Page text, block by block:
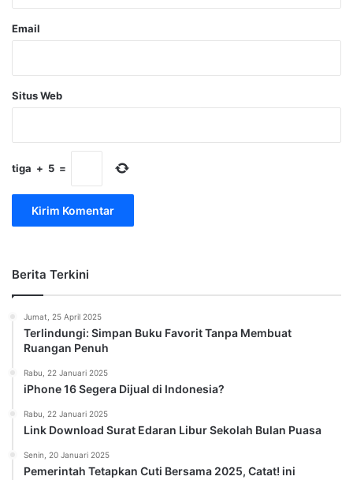
Email
Situs Web
tiga + 5 =
Berita Terkini
Jumat, 25 April 2025
Terlindungi: Simpan Buku Favorit Tanpa Membuat
Ruangan Penuh
Rabu, 22 Januari 2025
iPhone 16 Segera Dijual di Indonesia?
Rabu, 22 Januari 2025
Link Download Surat Edaran Libur Sekolah Bulan Puasa
Senin, 20 Januari 2025
Pemerintah Tetapkan Cuti Bersama 2025, Catat! ini